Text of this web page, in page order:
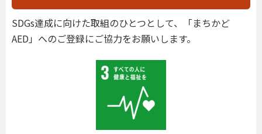
SDGs達成に向けた取組のひとつとして、「まちかど
AED」へのご登録にご協力をお願いします。